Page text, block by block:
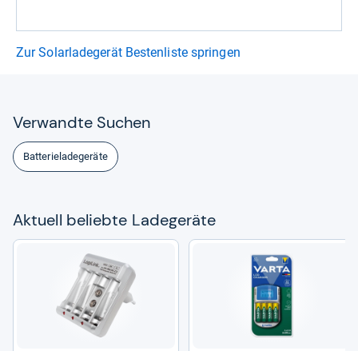
Zur Solarladegerät Bestenliste springen
Ver­wandte Suchen
Batterieladegeräte
Aktu­ell beliebte Lade­ge­räte